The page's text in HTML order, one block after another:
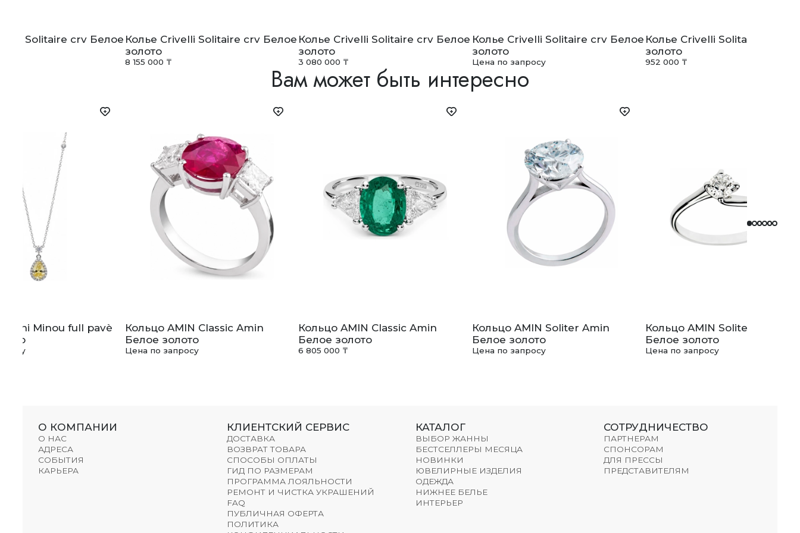
Solitaire crv Белое Колье Crivelli Solitaire crv Белое
золото
8 155 000 ₸
Колье Crivelli Solitaire crv Белое
золото
3 080 000 ₸
Колье Crivelli Solitaire crv Белое
золото
Цена по запросу
Колье Crivelli Solitaire crv
золото
952 000 ₸
Вам может быть интересно
Minou full pavè
Кольцо AMIN Classic Amin
Белое золото
Цена по запросу
Кольцо AMIN Classic Amin
Белое золото
6 805 000 ₸
Кольцо AMIN Soliter Amin
Белое золото
Цена по запросу
Кольцо AMIN Soliter Amin
Белое золото
Цена по запросу
О КОМПАНИИ
О НАС
АДРЕСА
СОБЫТИЯ
КАРЬЕРА
КЛИЕНТСКИЙ СЕРВИС
ДОСТАВКА
ВОЗВРАТ ТОВАРА
СПОСОБЫ ОПЛАТЫ
ГИД ПО РАЗМЕРАМ
ПРОГРАММА ЛОЯЛЬНОСТИ
РЕМОНТ И ЧИСТКА УКРАШЕНИЙ
FAQ
ПУБЛИЧНАЯ ОФЕРТА
ПОЛИТИКА
КАТАЛОГ
ВЫБОР ЖАННЫ
БЕСТСЕЛЛЕРЫ МЕСЯЦА
НОВИНКИ
ЮВЕЛИРНЫЕ ИЗДЕЛИЯ
ОДЕЖДА
НИЖНЕЕ БЕЛЬЕ
ИНТЕРЬЕР
СОТРУДНИЧЕСТВО
ПАРТНЕРАМ
СПОНСОРАМ
ДЛЯ ПРЕССЫ
ПРЕДСТАВИТЕЛЯМ